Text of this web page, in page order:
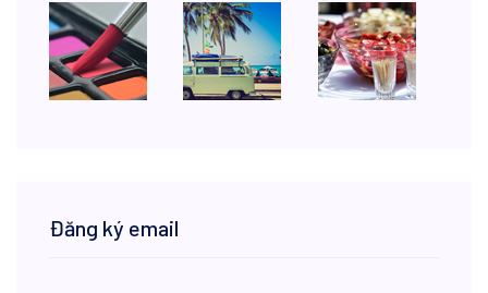
Đăng ký email